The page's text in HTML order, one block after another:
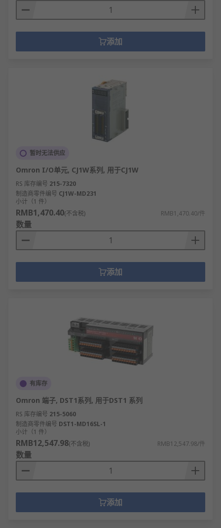
添加
暂时无法供应
Omron I/O单元, CJ1W系列, 用于CJ1W
RS 库存编号 215-7320
制造商零件编号 CJ1W-MD231
小计（1 件）
RMB1,470.40(不含税) RMB1,470.40/件
数量
添加
有库存
Omron 端子, DST1系列, 用于DST1 系列
RS 库存编号 215-5060
制造商零件编号 DST1-MD16SL-1
小计（1 件）
RMB12,547.98(不含税) RMB12,547.98/件
数量
添加